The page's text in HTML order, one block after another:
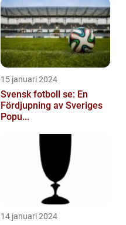
15 januari 2024
Svensk fotboll se: En
Fördjupning av Sveriges
Popu...
14 januari 2024